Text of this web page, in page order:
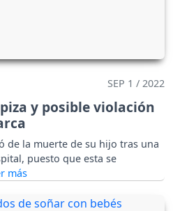
SEP 1 / 2022
y posible violación
de la muerte de su hijo tras una
puesto que esta se